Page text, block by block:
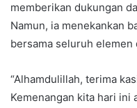
memberikan dukungan
Namun, ia menekankan
bersama seluruh elemen
“Alhamdulillah, terima
Kemenangan kita hari ini